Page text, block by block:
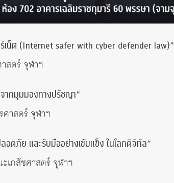
เน็ต (Internet safer with cyber defender law)”
สตร์ จุฬาฯ
ากมุมมองทางปรัชญา”
าสตร์ จุฬาฯ
ดภัย และรับมืออย่างเข้มแข็ง ในโลกดิจิทัล”
เภสัชศาสตร์ จุฬาฯ